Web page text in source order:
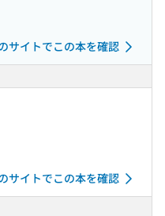
サイトでこの本を確認
サイトでこの本を確認